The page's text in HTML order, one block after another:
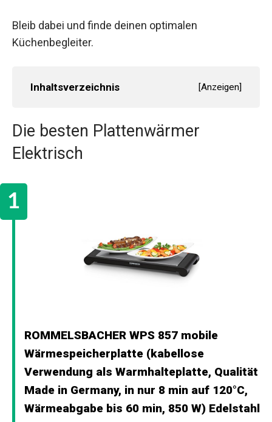
Bleib dabei und finde deinen optimalen
Küchenbegleiter.
Inhaltsverzeichnis [Anzeigen]
Die besten Plattenwärmer
Elektrisch
ROMMELSBACHER WPS 857 mobile
Wärmespeicherplatte (kabellose
Verwendung als Warmhalteplatte, Qualität
Made in Germany, in nur 8 min auf 120°C,
Wärmeabgabe bis 60 min, 850 W) Edelstahl